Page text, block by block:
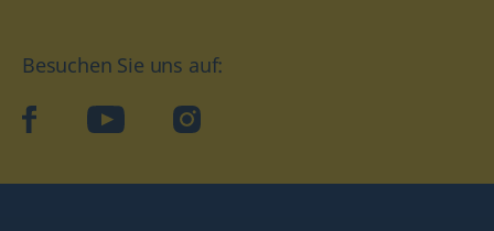
Besuchen Sie uns auf:
facebookYouTube Instagram